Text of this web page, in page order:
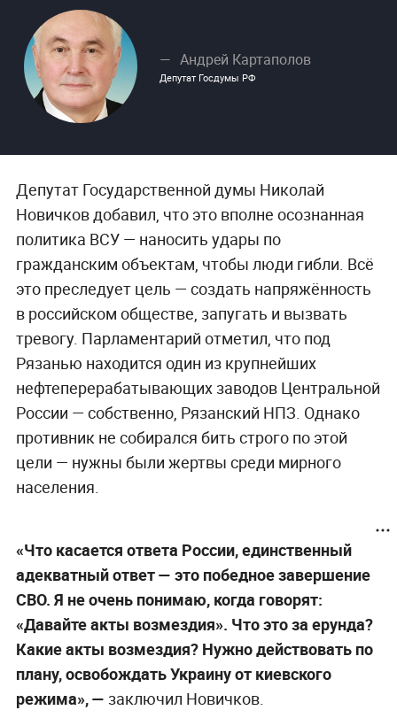
Андрей Картаполов
Депутат Госдумы РФ
Депутат Государственной думы Николай
Новичков добавил, что это вполне осознанная
политика ВСУ — наносить удары по
гражданским объектам, чтобы люди гибли. Всё
это преследует цель — создать напряжённость
в российском обществе, запугать и вызвать
тревогу. Парламентарий отметил, что под
Рязанью находится один из крупнейших
нефтеперерабатывающих заводов Центральной
России — собственно, Рязанский НПЗ. Однако
противник не собирался бить строго по этой
цели — нужны были жертвы среди мирного
населения.
«Что касается ответа России, единственный
адекватный ответ— это победное завершение
СВО. Я не очень понимаю, когда говорят:
«Давайте акты возмездия». Что это за ерунда?
Какие акты возмездия? Нужно действовать по
плану, освобождать Украину от киевского
режима», — заключил Новичков.